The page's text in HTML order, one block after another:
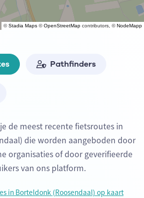
©Stadia Maps ©OpenStreetMap contributors, ©NodeMapp
Pathfinders
de meest recente fietsroutes in
die worden aangeboden door
organisaties of door geverifieerde
van ons platform.
in Borteldonk (Roosendaal) op kaart